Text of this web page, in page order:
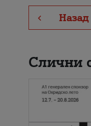
Назад
Слични